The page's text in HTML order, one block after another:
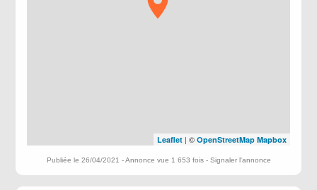
Leaflet| © OpenStreetMap Mapbox
Publiée le 26/04/2021 - Annonce vue 1 653 fois - Signaler l'annonce